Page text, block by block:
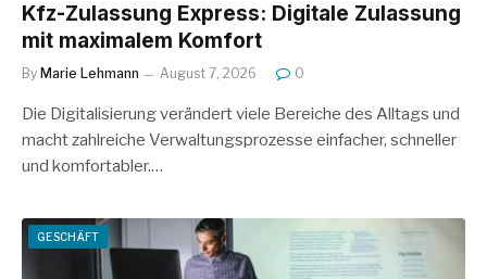
Kfz-Zulassung Express: Digitale Zulassung
mit maximalem Komfort
By Marie Lehmann August 7, 2026 0
Die Digitalisierung verändert viele Bereiche des Alltags und
macht zahlreiche Verwaltungsprozesse einfacher, schneller
und komfortabler.…
GESCHÄFT